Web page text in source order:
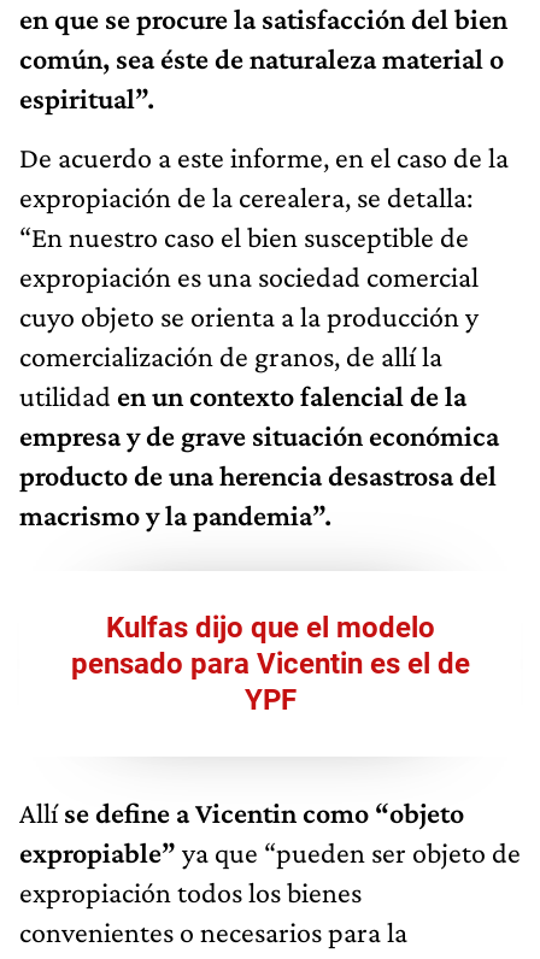
en que se procure la satisfacción del bien
común, sea éste de naturaleza material o
espiritual”.
De acuerdo a este informe, en el caso de la
expropiación de la cerealera, se detalla:
“En nuestro caso el bien susceptible de
expropiación es una sociedad comercial
cuyo objeto se orienta a la producción y
comercialización de granos, de allí la
utilidad en un contexto falencial de la
empresa y de grave situación económica
producto de una herencia desastrosa del
macrismo y la pandemia”.
Kulfas dijo que el modelo
pensado para Vicentin es el de
YPF
Allíse define a Vicentin como “objeto
expropiable” ya que “pueden ser objeto de
expropiación todos los bienes
convenientes o necesarios para la